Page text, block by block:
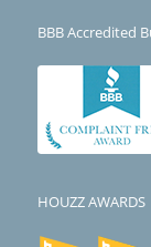
BBB Accredited
HOUZZ AWARDS